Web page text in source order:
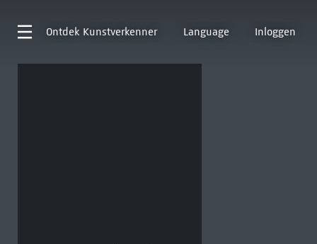
Ontdek Kunstverkenner Language Inloggen